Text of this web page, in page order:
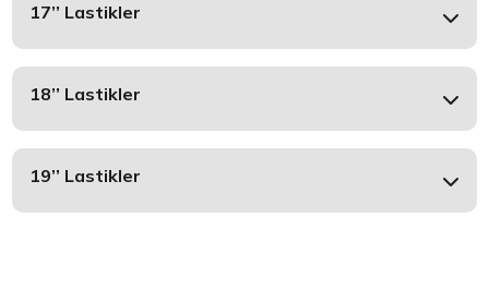
17’’ Lastikler
18’’ Lastikler
19’’ Lastikler